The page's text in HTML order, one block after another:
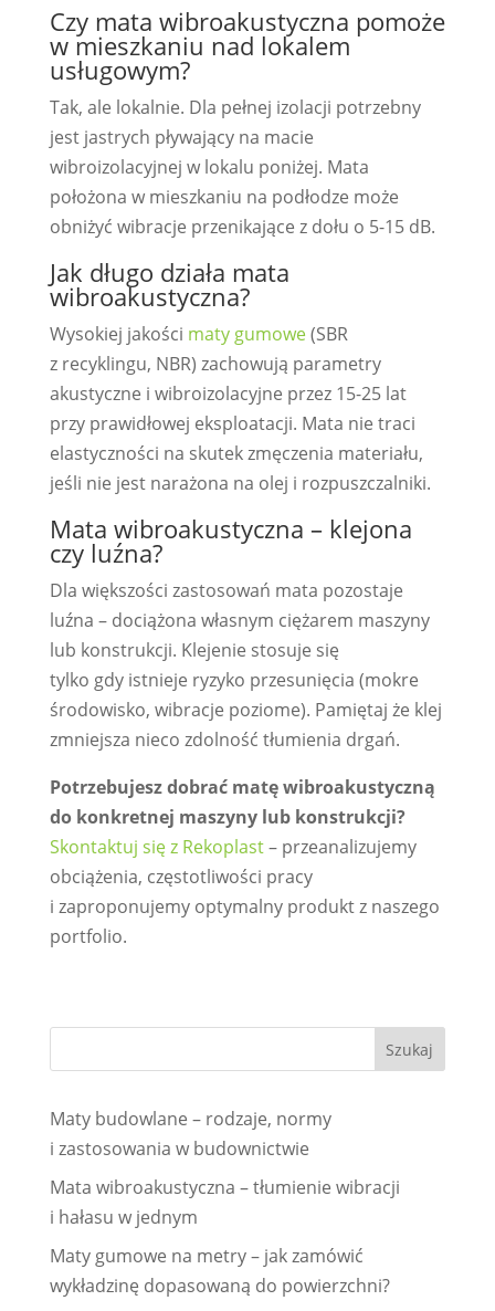
Czy mata wibroakustyczna pomoże
w mieszkaniu nad lokalem
usługowym?
Tak, ale lokalnie. Dla pełnej izolacji potrzebny
jest jastrych pływający na macie
wibroizolacyjnej w lokalu poniżej. Mata
położona w mieszkaniu na podłodze może
obniżyć wibracje przenikające z dołu o 5-15 dB.
Jak długo działa mata
wibroakustyczna?
Wysokiej jakości maty gumowe(SBR
z recyklingu, NBR) zachowują parametry
akustyczne i wibroizolacyjne przez 15-25 lat
przy prawidłowej eksploatacji. Mata nie traci
elastyczności na skutek zmęczenia materiału,
jeśli nie jest narażona na olej i rozpuszczalniki.
Mata wibroakustyczna – klejona
czy luźna?
Dla większości zastosowań mata pozostaje
luźna – dociążona własnym ciężarem maszyny
lub konstrukcji. Klejenie stosuje się
tylko gdy istnieje ryzyko przesunięcia (mokre
środowisko, wibracje poziome). Pamiętaj że klej
zmniejsza nieco zdolność tłumienia drgań.
Potrzebujesz dobrać matę wibroakustyczną
do konkretnej maszyny lub konstrukcji?
Skontaktuj się z Rekoplast– przeanalizujemy
obciążenia, częstotliwości pracy
i zaproponujemy optymalny produkt z naszego
portfolio.
Maty budowlane – rodzaje, normy
i zastosowania w budownictwie
Mata wibroakustyczna – tłumienie wibracji
i hałasu w jednym
Maty gumowe na metry – jak zamówić
wykładzinę dopasowaną do powierzchni?